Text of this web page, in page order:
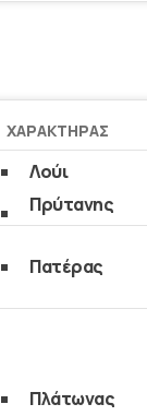
ΧΑΡΑΚΤΉΡΑΣ
Λούι
Πρύτανης
Πατέρας
Πλάτωνας